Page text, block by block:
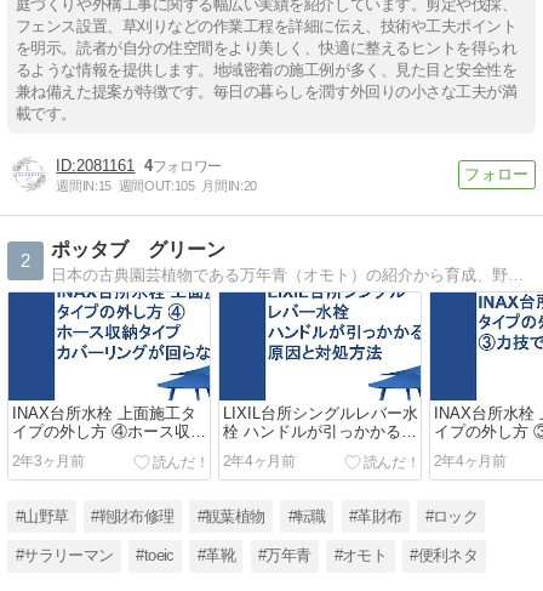
庭づくりや外構工事に関する幅広い実績を紹介しています。剪定や伐採、
フェンス設置、草刈りなどの作業工程を詳細に伝え、技術や工夫ポイント
を明示。読者が自分の住空間をより美しく、快適に整えるヒントを得られ
るような情報を提供します。地域密着の施工例が多く、見た目と安全性を
兼ね備えた提案が特徴です。毎日の暮らしを潤す外回りの小さな工夫が満
載です。
2081161 4
週間IN:15 週間OUT:105 月間IN:20
2
ポッタブ グリーン
日本の古典園芸植物である万年青（オモト）の紹介から育成、野生の生態まで幅広く掲載しております。暮らしのアイデア、日々の所感をオモトのある風景画像と共にお届け致します。
INAX台所水栓 上面施工タ
イプの外し方 ④ホース収納
タイプ/カバーリングが回ら
ない場合
2年3ヶ月前
LIXIL台所シングルレバー水
栓 ハンドルが引っかかる原
因と対処方法
2年4ヶ月前
INAX台所水栓
イプの外し方
外す
2年4ヶ月前
#山野草 #鞄財布修理 #観葉植物 #転職 #革財布 #ロック
#サラリーマン #toeic #革靴 #万年青 #オモト #便利ネタ